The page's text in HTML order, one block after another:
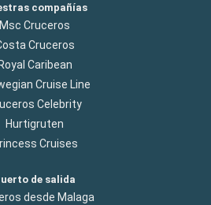
compañías
Msc Cruceros
Cruceros
Royal Caribean
Cruise Line
Celebrity
Hurtigruten
Cruises
de salida
desde Malaga